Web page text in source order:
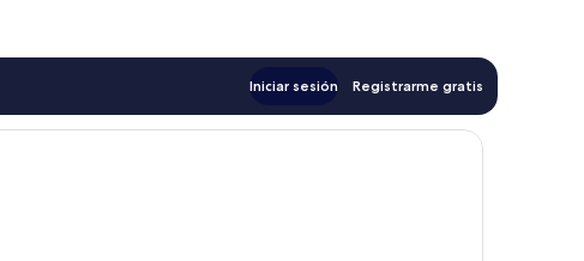
Iniciar sesión Registrarme gratis